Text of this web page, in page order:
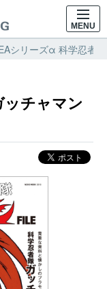
MENU
シリーズα 科学忍者
チャマン